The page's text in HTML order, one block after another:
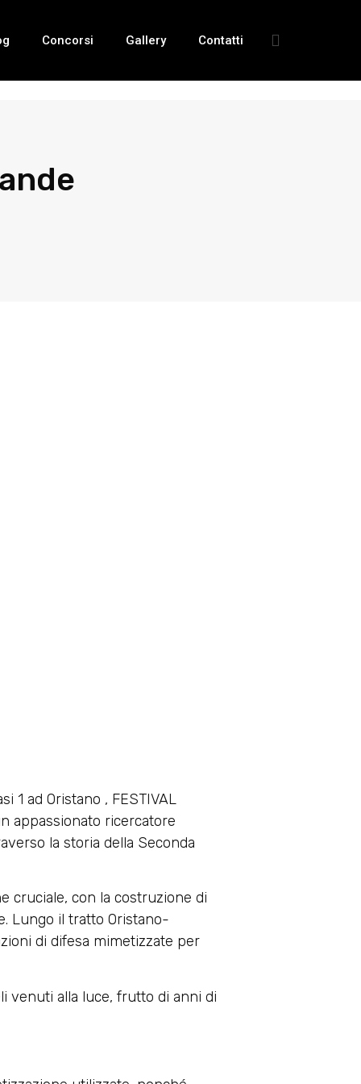
Concorsi Gallery Contatti
1 ad Oristano , FESTIVAL
appassionato ricercatore
la storia della Seconda
cruciale, con la costruzione di
Lungo il tratto Oristano-
di difesa mimetizzate per
venuti alla luce, frutto di anni di